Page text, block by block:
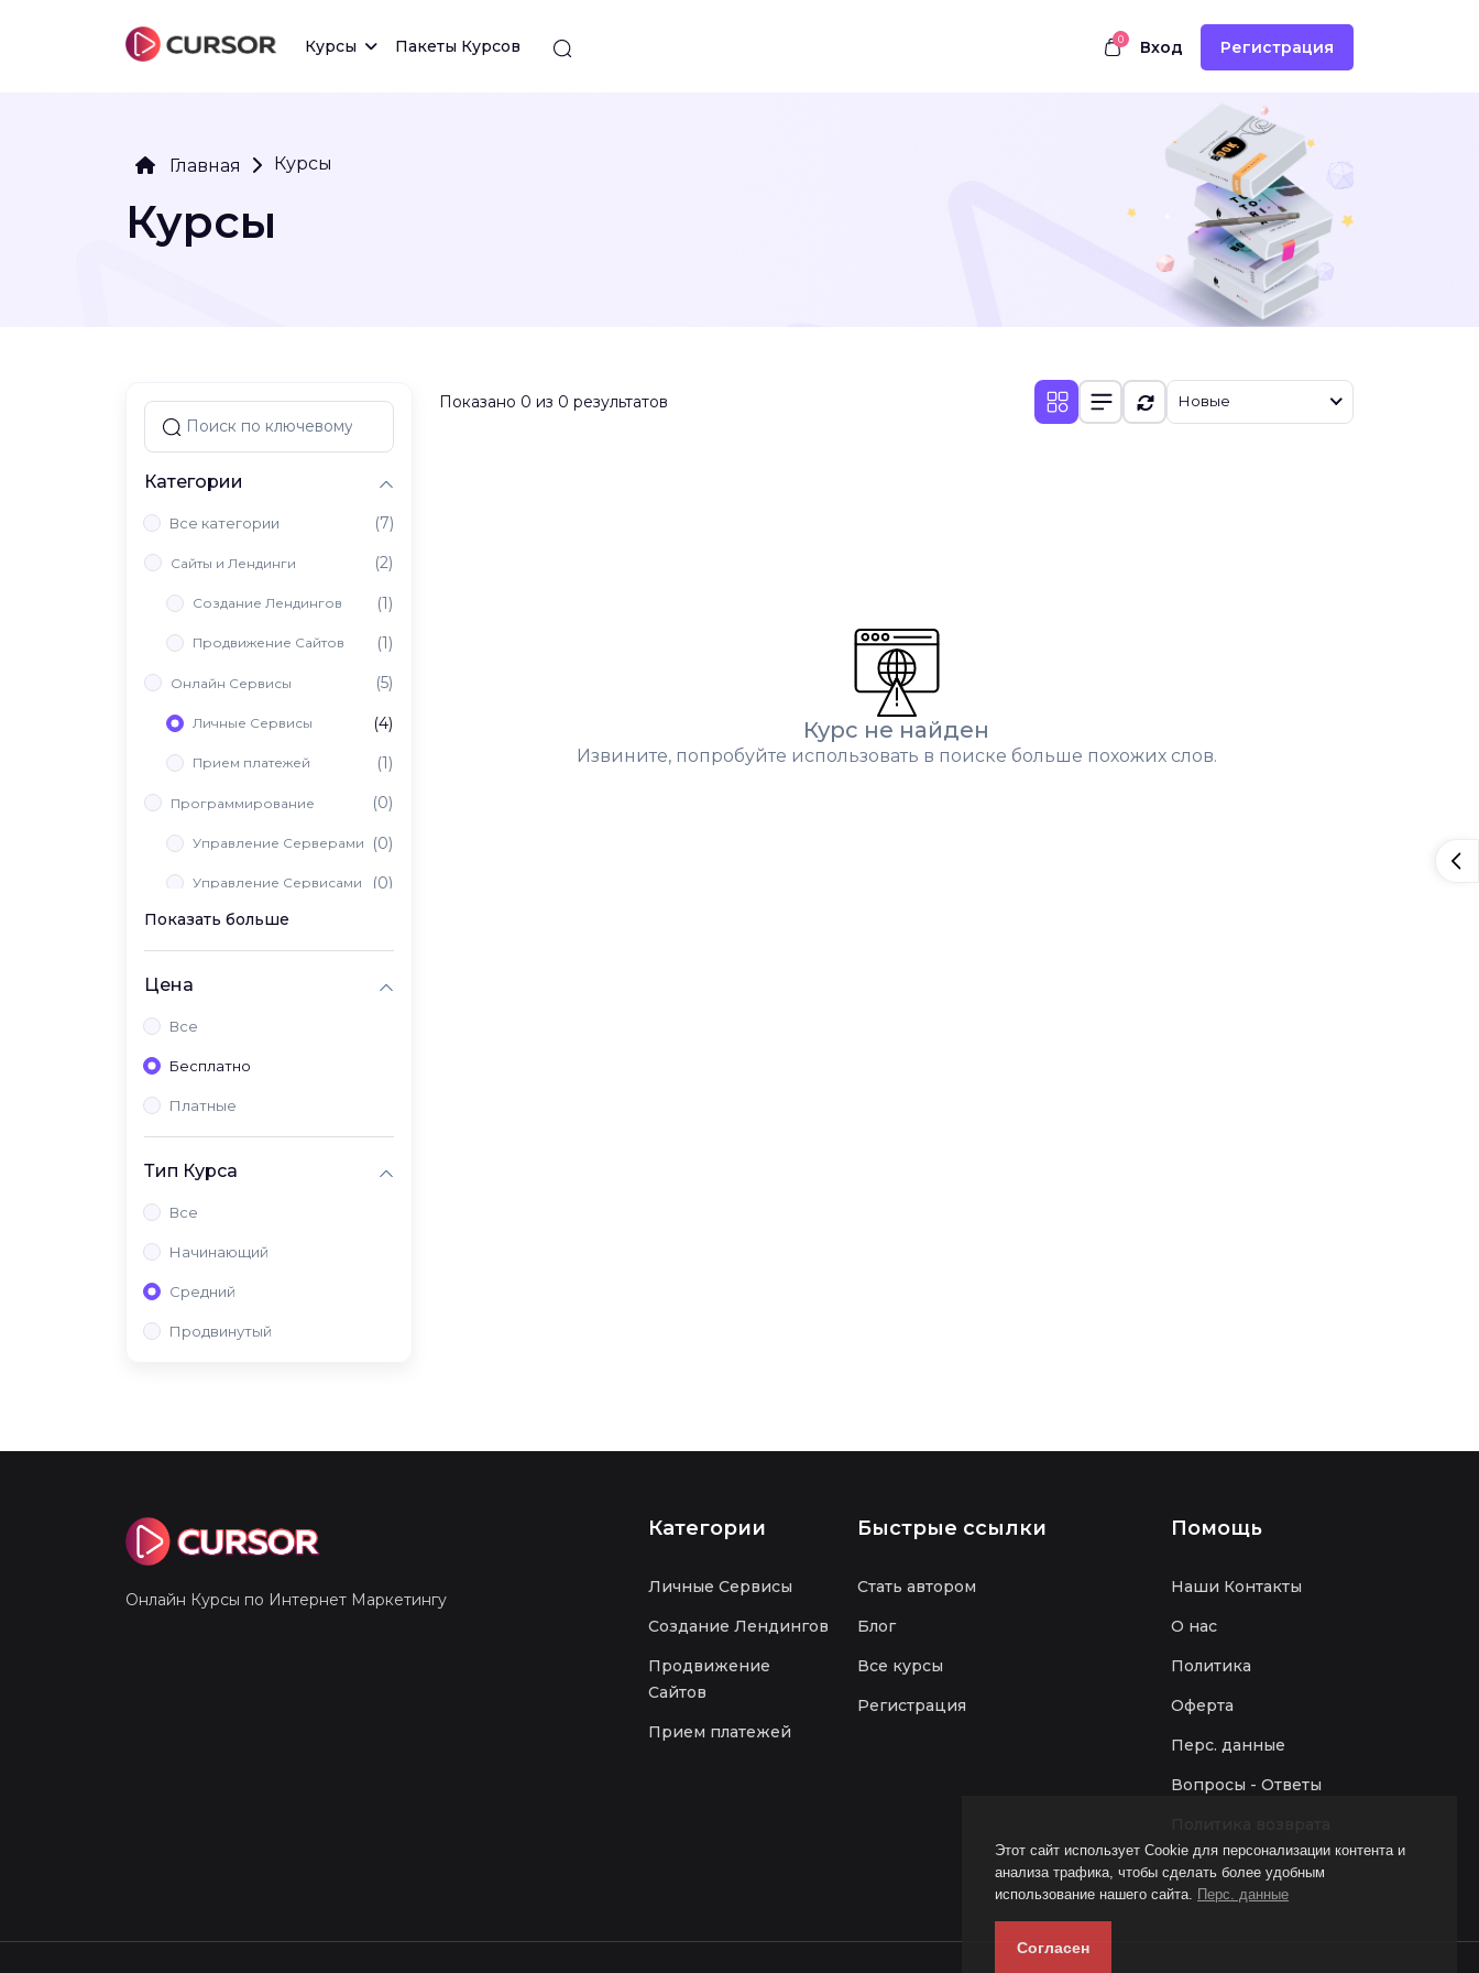
Курсы Пакеты Курсов 0 Вход Регистрация
Этот сайт использует Cookie для персонализации контента и
анализа трафика, чтобы сделать более удобным
использование нашего сайта. Перс. данные
Согласен
Главная Курсы
Курсы
Категории
Все категории (7)
Сайты и Лендинги (2)
Создание Лендингов (1)
Продвижение Сайтов (1)
Онлайн Сервисы (5)
Личные Сервисы (4)
Прием платежей (1)
Программирование (0)
Управление Серверами (0)
Управление Сервисами (0)
Вайб Кодинг
Показать больше
Цена
Все
Бесплатно
Платные
Тип Курса
Все
Начинающий
Средний
Продвинутый
Показано 0 из 0 результатов Новые
Курс не найден
Извините, попробуйте использовать в поиске больше похожих слов.
Онлайн Курсы по Интернет Маркетингу
Категории
Личные Сервисы
Создание Лендингов
Продвижение
Сайтов
Прием платежей
Быстрые ссылки
Стать автором
Блог
Все курсы
Регистрация
Помощь
Наши Контакты
О нас
Политика
Оферта
Перс. данные
Вопросы - Ответы